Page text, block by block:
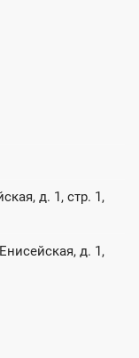
д. 1, стр. 1,
д. 1,